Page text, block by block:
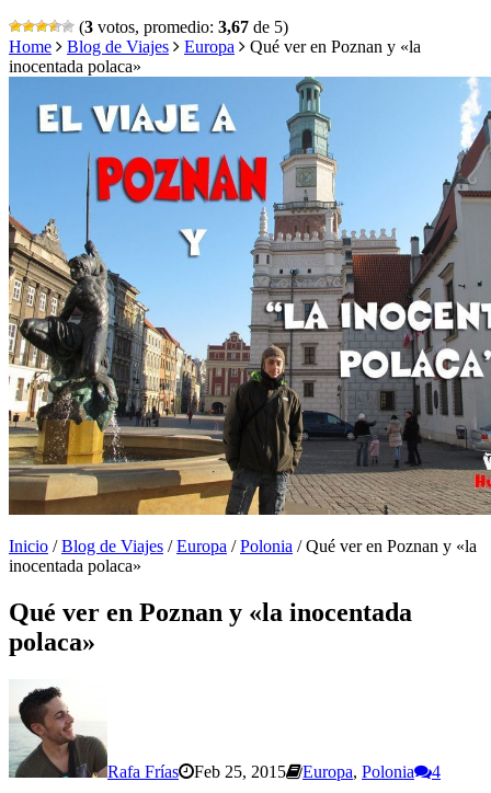
(3 votos, promedio: 3,67 de 5)
Home
Blog de Viajes Europa
Qué ver en Poznan y «la
inocentada polaca»
Inicio /Blog de Viajes /Europa /Polonia /Qué ver en Poznan y «la
inocentada polaca»
Qué ver en Poznan y «la inocentada
polaca»
Rafa Frías Feb 25, 2015 Europa, Polonia
4